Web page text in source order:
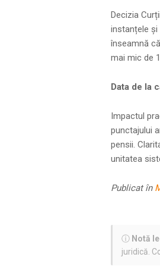
Decizia
instanțele și
înseamnă
mai mic de
Data de la
Impactul
punctajului
pensii.
unitatea
Publicat în
ⓘ Notă
juridică.